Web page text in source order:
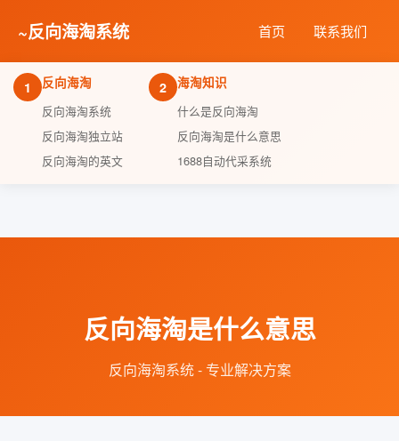
~反向海淘系统 首页 联系我们
1
反向海淘
反向海淘系统
反向海淘独立站
反向海淘的英文
2
海淘知识
什么是反向海淘
反向海淘是什么意思
1688自动代采系统
反向海淘是什么意思
反向海淘系统 - 专业解决方案